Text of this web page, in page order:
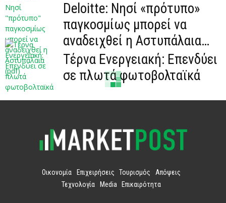
Deloitte: Νησί «πρότυπο»
παγκοσμίως μπορεί να
αναδειχθεί η Αστυπάλαια
(pdf)
Τέρνα Ενεργειακή: Επενδύει
σε πλωτά φωτοβολταϊκά
Οικονομία Επιχειρήσεις Τουρισμός
Απόψεις
Τεχνολογία
Media Επικαιρότητα